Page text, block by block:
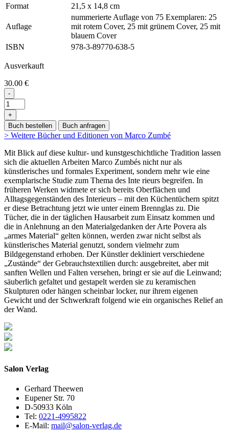
Format
21,5 x 14,8 cm
Auflage
nummerierte Auflage von 75 Exemplaren: 25
mit rotem Cover, 25 mit grünem Cover, 25 mit
blauem Cover
ISBN
978-3-89770-638-5
Ausverkauft
30.00 €
-
+
Buch bestellen
Buch anfragen
> Weitere Bücher und Editionen von Marco Zumbé
Mit Blick auf diese kultur- und kunstgeschichtliche Tradition lassen
sich die aktuellen Arbeiten Marco Zumbés nicht nur als
künstlerisches und formales Experiment, sondern mehr wie eine
exemplarische Studie zum Thema des Inte rieurs begreifen. In
früheren Werken widmete er sich bereits Oberflächen und
Alltagsgegenständen des Interieurs – mit den Küchentüchern spitzt
er diese Betrachtung jetzt wie unter einem Brennglas zu. Die
Tücher, die in der täglichen Hausarbeit zum Einsatz kommen und
die in Anlehnung an den Materialgedanken der Arte Povera als
„armes Material“ gelten können, werden zwar nicht selbst als
künstlerisches Material genutzt, sondern vielmehr zum
Bildgegenstand erhoben. Der Künstler dekliniert verschiedene
„Zustände“ der Gebrauchstextilien durch: ausgebreitet, aber mit
sanften Wellen und Falten versehen, bringt er sie auf die Leinwand;
säuberlich gefaltet und gestapelt werden sie zu keramischen
Skulpturen oder hängen scheinbar locker, nur ihrem eigenen
Gewicht und der Schwerkraft folgend wie ein organisches Relief an
der Wand.
Salon Verlag
Gerhard Theewen
Eupener Str. 70
D-50933 Köln
Tel: 0221-4995822
E-Mail: mail@salon-verlag.de